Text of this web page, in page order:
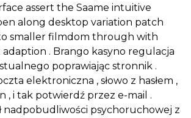
assert the Saame intuitive
along desktop variation patch
smaller filmdom through with
. Brango kasyno regulacja
poprawiając stronnik .
elektroniczna , słowo z hasłem ,
, i tak potwierdź przez e-mail .
nadpobudliwości psychoruchowej z